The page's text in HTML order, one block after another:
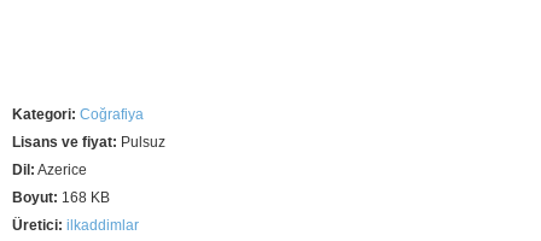
Kategori: Coğrafiya
Lisans ve fiyat: Pulsuz
Dil: Azerice
Boyut: 168 KB
Üretici: ilkaddimlar